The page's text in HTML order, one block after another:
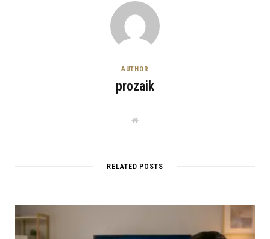
AUTHOR
prozaik
W
e
RELATED POSTS